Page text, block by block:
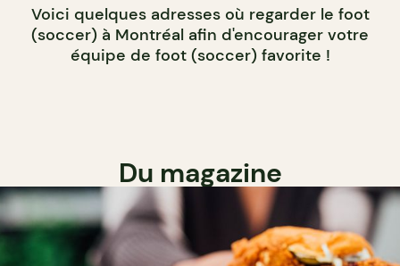
Voici quelques adresses où regarder le foot
(soccer) à Montréal afin d'encourager votre
équipe de foot (soccer) favorite !
Du magazine